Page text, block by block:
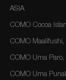
ASIA
COMO Cocoa
COMO
COMO Uma Paro,
COMO Uma